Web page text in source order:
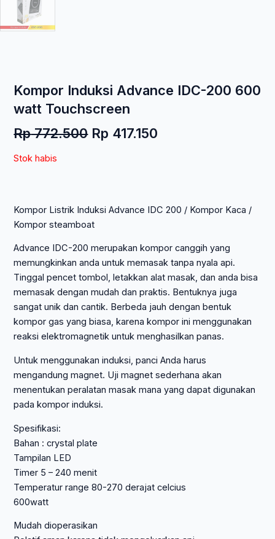
Kompor Induksi Advance IDC-200 600
watt Touchscreen
Rp772.500 Harga
Rp 417.150
Stok habis
Kompor Listrik Induksi Advance IDC 200 / Kompor Kaca /
Kompor steamboat
Advance IDC-200 merupakan kompor canggih yang
memungkinkan anda untuk memasak tanpa nyala api.
Tinggal pencet tombol, letakkan alat masak, dan anda bisa
memasak dengan mudah dan praktis. Bentuknya juga
sangat unik dan cantik. Berbeda jauh dengan bentuk
kompor gas yang biasa, karena kompor ini menggunakan
reaksi elektromagnetik untuk menghasilkan panas.
Untuk menggunakan induksi, panci Anda harus
mengandung magnet. Uji magnet sederhana akan
menentukan peralatan masak mana yang dapat digunakan
pada kompor induksi.
Spesifikasi:
Bahan : crystal plate
Tampilan LED
Timer 5 – 240 menit
Temperatur range 80-270 derajat celcius
600watt
Mudah dioperasikan